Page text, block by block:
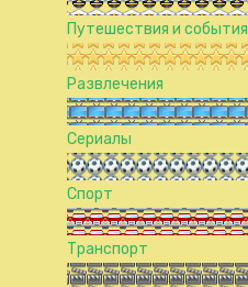
Путешествия и события
Развлечения
Сериалы
Спорт
Транспорт